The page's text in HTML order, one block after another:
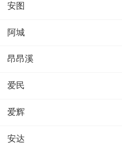
安图
阿城
昂昂溪
爱民
爱辉
安达